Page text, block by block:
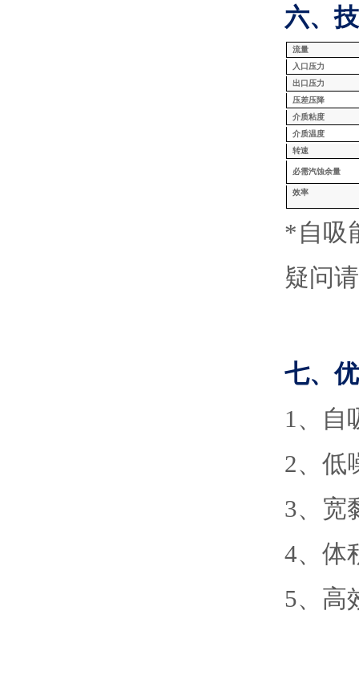
六、
流量
入口压力
出口压力
压差压降
介质粘度
介质温度
转速
必需汽蚀余量
效率
*自吸
疑问
七、
1、
自
2、 低
3、 宽
4、 体
5、 高